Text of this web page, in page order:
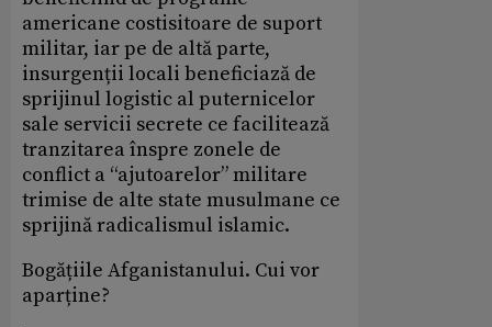
americane costisitoare de suport
militar, iar pe de altă parte,
insurgenții locali beneficiază de
sprijinul logistic al puternicelor
sale servicii secrete ce facilitează
tranzitarea înspre zonele de
conflict a “ajutoarelor” militare
trimise de alte state musulmane ce
sprijină radicalismul islamic.
Bogățiile Afganistanului. Cui vor
aparține?